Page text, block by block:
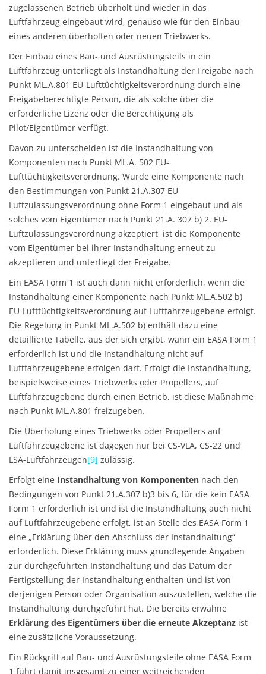
zugelassenen Betrieb überholt und wieder in das
Luftfahrzeug eingebaut wird, genauso wie für den Einbau
eines anderen überholten oder neuen Triebwerks.
Der Einbau eines Bau- und Ausrüstungsteils in ein
Luftfahrzeug unterliegt als Instandhaltung der Freigabe nach
Punkt ML.A.801 EU-Lufttüchtigkeitsverordnung durch eine
Freigabeberechtigte Person, die als solche über die
erforderliche Lizenz oder die Berechtigung als
Pilot/Eigentümer verfügt.
Davon zu unterscheiden ist die Instandhaltung von
Komponenten nach Punkt ML.A. 502 EU-
Lufttüchtigkeitsverordnung. Wurde eine Komponente nach
den Bestimmungen von Punkt 21.A.307 EU-
Luftzulassungsverordnung ohne Form 1 eingebaut und als
solches vom Eigentümer nach Punkt 21.A. 307 b) 2. EU-
Luftzulassungsverordnung akzeptiert, ist die Komponente
vom Eigentümer bei ihrer Instandhaltung erneut zu
akzeptieren und unterliegt der Freigabe.
Ein EASA Form 1 ist auch dann nicht erforderlich, wenn die
Instandhaltung einer Komponente nach Punkt ML.A.502 b)
EU-Lufttüchtigkeitsverordnung auf Luftfahrzeugebene erfolgt.
Die Regelung in Punkt ML.A.502 b) enthält dazu eine
detaillierte Tabelle, aus der sich ergibt, wann ein EASA Form 1
erforderlich ist und die Instandhaltung nicht auf
Luftfahrzeugebene erfolgen darf. Erfolgt die Instandhaltung,
beispielsweise eines Triebwerks oder Propellers, auf
Luftfahrzeugebene durch einen Betrieb, ist diese Maßnahme
nach Punkt ML.A.801 freizugeben.
Die Überholung eines Triebwerks oder Propellers auf
Luftfahrzeugebene ist dagegen nur bei CS-VLA, CS-22 und
LSA-Luftfahrzeugen[9] zulässig.
Erfolgt eine Instandhaltung von Komponenten nach den
Bedingungen von Punkt 21.A.307 b)3 bis 6, für die kein EASA
Form 1 erforderlich ist und ist die Instandhaltung auch nicht
auf Luftfahrzeugebene erfolgt, ist an Stelle des EASA Form 1
eine „Erklärung über den Abschluss der Instandhaltung“
erforderlich. Diese Erklärung muss grundlegende Angaben
zur durchgeführten Instandhaltung und das Datum der
Fertigstellung der Instandhaltung enthalten und ist von
derjenigen Person oder Organisation auszustellen, welche die
Instandhaltung durchgeführt hat. Die bereits erwähne
Erklärung des Eigentümers über die erneute Akzeptanz ist
eine zusätzliche Voraussetzung.
Ein Rückgriff auf Bau- und Ausrüstungsteile ohne EASA Form
1 führt damit insgesamt zu einer weitreichenden